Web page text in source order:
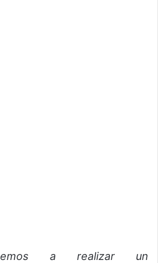
a realizar un